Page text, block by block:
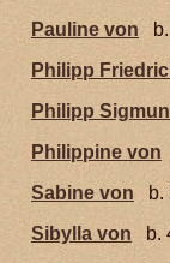
Pauline von
Philipp
Philipp
Philippine von
Sabine von
b.
Sibylla von
b.